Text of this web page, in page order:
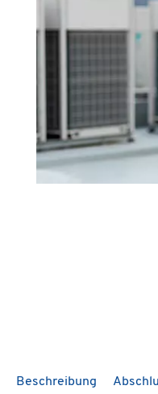
Beschreibung